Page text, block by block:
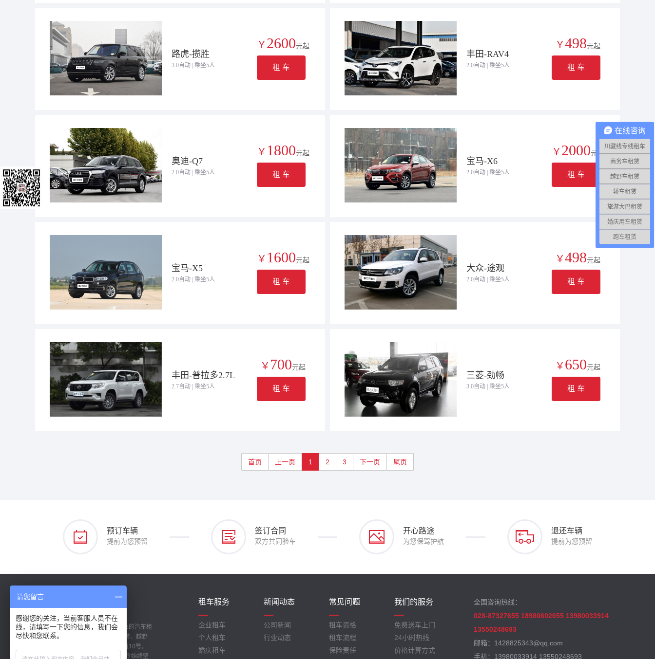
路虎-揽胜
3.0自动 | 乘坐5人
￥ 2600元起
租 车
丰田-RAV4
2.0自动 | 乘坐5人
￥498元起
租 车
奥迪-Q7
2.0自动 | 乘坐5人
￥ 1800元起
租 车
宝马-X6
2.0自动 | 乘坐5人
￥ 2000元起
租 车
宝马-X5
2.0自动 | 乘坐5人
￥ 1600元起
租 车
大众-途观
2.0自动 | 乘坐5人
￥498元起
租 车
丰田-普拉多2.7L
2.7自动 | 乘坐5人
￥ 700元起
租 车
三菱-劲畅
3.0自动 | 乘坐5人
￥ 650元起
租 车
首页 上一页 1 2 3 下一页 尾页
预订车辆
提前为您预留
签订合同
双方共同验车
开心路途
为您保驾护航
退还车辆
提前为您预留
关于我们
成都蓉之风汽车租赁公司是成都专业的汽车租
赁公司，主营:汽车租赁、商务车租赁、越野
车租赁、婚车租赁等。位于青羊大道10号，
成立于 2010年 1月。公司从创立至今始终坚
租车服务
企业租车
个人租车
婚庆租车
新闻动态
公司新闻
行业动态
常见问题
租车资格
租车流程
保险责任
我们的服务
免费送车上门
24小时热线
价格计算方式
全国咨询热线：
028-87327655 18980602655 13980033914
13550248693
邮箱：1428825343@qq.com
手机：13980033914 13550248693
在线咨询
川藏线专线租车
商务车租赁
越野车租赁
轿车租赁
旅游大巴租赁
婚庆用车租赁
跑车租赁
请您留言
感谢您的关注，当前客服人员不在
线，请填写一下您的信息，我们会
尽快和您联系。